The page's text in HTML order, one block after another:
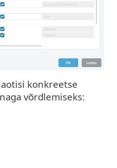
konkreetse
võrdlemiseks: